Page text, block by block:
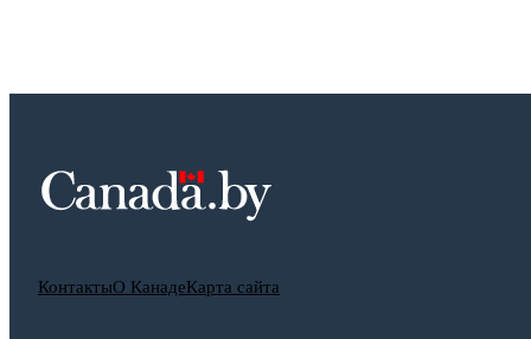
КонтактыО КанадеКарта сайта